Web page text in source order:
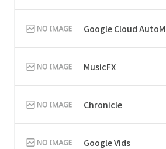
Google Cloud
MusicFX
Chronicle
Google Vids